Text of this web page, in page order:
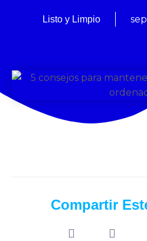
Listo y Limpio
Compartir